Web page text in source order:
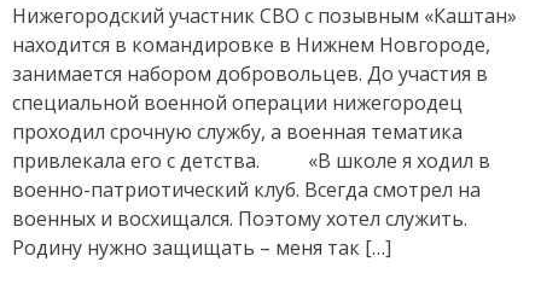
Нижегородский участник СВО с позывным «Каштан»
находится в командировке в Нижнем Новгороде,
занимается набором добровольцев. До участия в
специальной военной операции нижегородец
проходил срочную службу, а военная тематика
привлекала его с детства. «В школе я ходил в
военно-патриотический клуб. Всегда смотрел на
военных и восхищался. Поэтому хотел служить.
Родину нужно защищать – меня так […]